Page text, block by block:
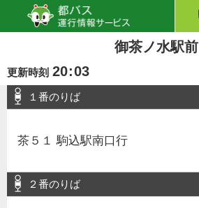
御茶ノ水駅前
更新時刻 20:03
１番のりば
茶５１ 駒込駅南口行
２番のりば